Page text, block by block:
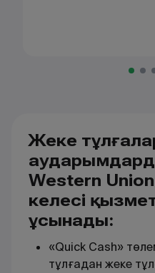
Жеке
Western
келесі
ұсынады:
«Quick Cash»
тұлғадан жеке